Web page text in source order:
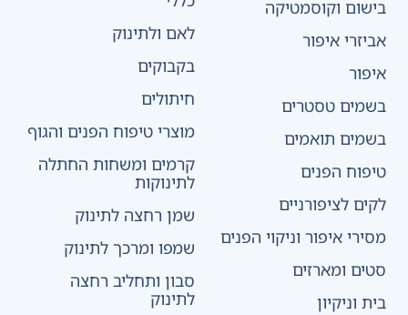
בישום וקוסמטיקה
אביזרי איפור
איפור
בשמים טסטרים
בשמים תואמים
טיפוח הפנים
לקים לציפורניים
מסירי איפור וניקוי הפנים
סטים ומארזים
בית וניקיון
לאם ולתינוק
בקבוקים
חיתולים
מוצרי טיפוח הפנים והגוף
קרמים ומשחות החתלה
לתינוקות
שמן רחצה לתינוק
שמפו ומרכך לתינוק
סבון ותחליב רחצה
לתינוק